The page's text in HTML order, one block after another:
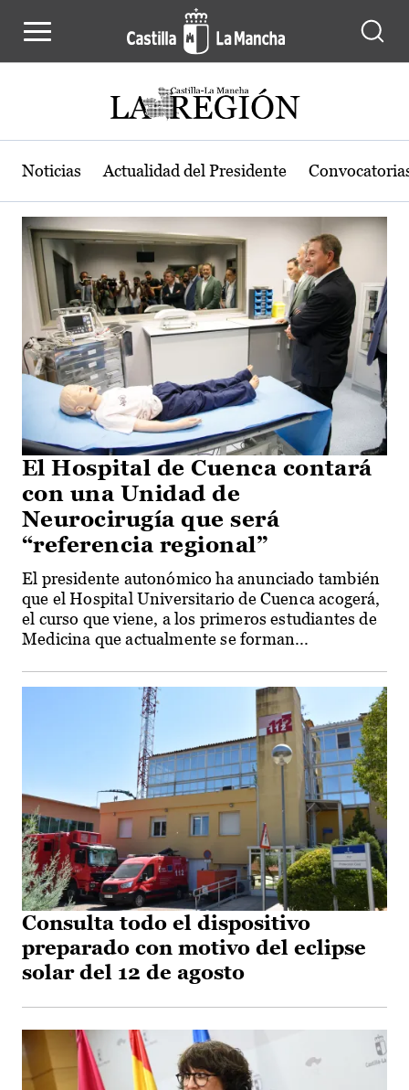
Actualidad de la región de Castilla-
Noticias Actualidad del Presidente
El Hospital de Cuenca contará
con una Unidad de
Neurocirugía que será
“referencia regional”
El presidente autonómico ha anunciado también
que el Hospital Universitario de Cuenca acogerá,
el curso que viene, a los primeros estudiantes de
Medicina que actualmente se forman...
Consulta todo el dispositivo
preparado con motivo del eclipse
solar del 12 de agosto